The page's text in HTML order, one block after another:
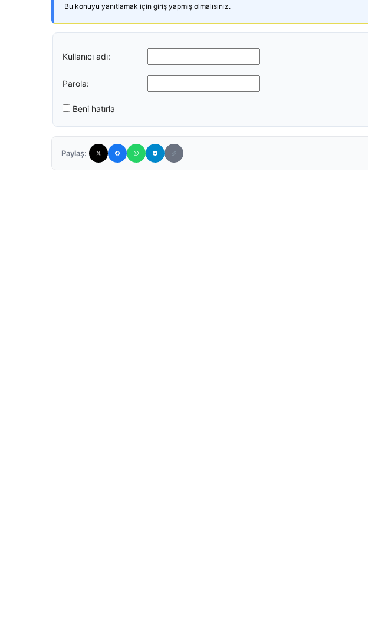
Bu konuyu yanıtlamak için giriş yapmış olmalısınız.
Kullanıcı adı:
Parola:
Beni hatırla
Paylaş: